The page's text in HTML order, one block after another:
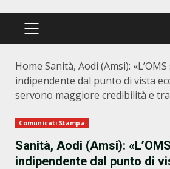
PRIMÄRES
Home Sanità, Aodi (Amsi):
indipendente dal punto di vista
servono maggiore credibilità e
Comunicati Stampa
Sanità, Aodi (Amsi):
indipendente dal punto di